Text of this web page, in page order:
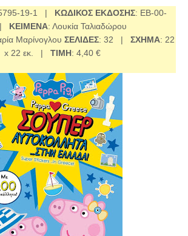
19-1 | ΚΩΔΙΚΟΣ ΕΚΔΟΣΗΣ: ΕΒ-00-
| ΚΕΙΜΕΝΑ: Λουκία Ταλιαδώρου
Μαρίνογλου ΣΕΛΙΔΕΣ: 32 | ΣΧΗΜΑ: 22
x 22 εκ. | ΤΙΜΗ: 4,40 €